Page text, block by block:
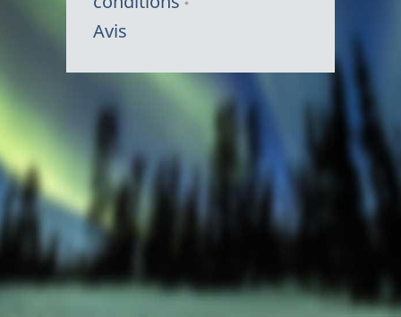
Avis
Canada